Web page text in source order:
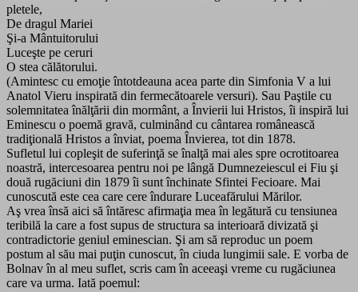
pletele,
De dragul Mariei
Şi-a Mântuitorului
Luceşte pe ceruri
O stea călătorului.
(Amintesc cu emoţie întotdeauna acea parte din Simfonia V a lui
Anatol Vieru inspirată din fermecătoarele versuri). Sau Paştile cu
solemnitatea înălţării din mormânt, a Învierii lui Hristos, îi inspiră lui
Eminescu o poemă gravă, culminând cu cântarea românească
tradiţională Hristos a înviat, poema Învierea, tot din 1878.
Sufletul lui copleşit de suferinţă se înalţă mai ales spre ocrotitoarea
noastră, intercesoarea pentru noi pe lângă Dumnezeiescul ei Fiu şi
două rugăciuni din 1879 îi sunt închinate Sfintei Fecioare. Mai
cunoscută este cea care cere îndurare Luceafărului Mărilor.
Aş vrea însă aici să întăresc afirmaţia mea în legătură cu tensiunea
teribilă la care a fost supus de structura sa interioară divizată şi
contradictorie geniul eminescian. Şi am să reproduc un poem
postum al său mai puţin cunoscut, în ciuda lungimii sale. E vorba de
Bolnav în al meu suflet, scris cam în aceeaşi vreme cu rugăciunea
care va urma. Iată poemul: